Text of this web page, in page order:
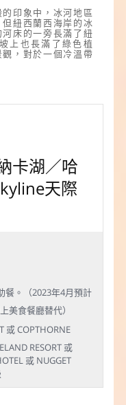
印象中，冰河地區
紐西蘭西海岸的冰
床的一旁長滿了紐
上也長滿了綠色植
，對於一個冷溫帶
卡湖／哈
天際
餐。（2023年4月預計
美食餐廳替代）
或 COPTHORNE
RESORT 或
或 NUGGET